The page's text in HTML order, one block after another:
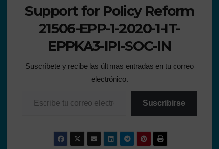
Support for Policy Reform
21506-EPP-1-2020-1-IT-
EPPKA3-IPI-SOC-IN
Suscríbete y recibe las últimas entradas en tu correo
electrónico.
Suscribirse